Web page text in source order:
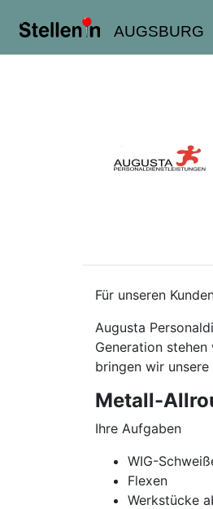
AUGSBURG
Für unseren
Augusta
Generation
bringen wir
Metall-
Ihre Aufgaben
WIG-
Flexen
Werkstücke